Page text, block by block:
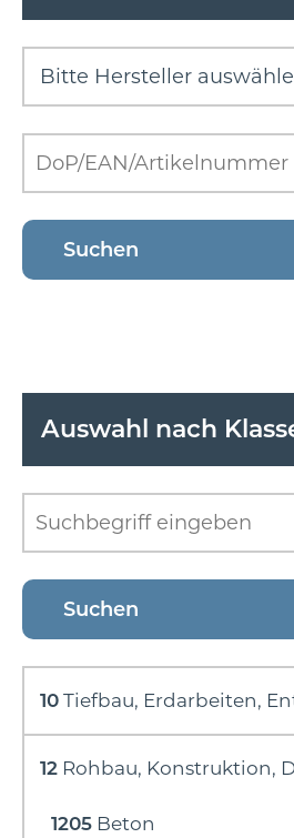
Auswahl nach
10 Tiefbau, Erdarbeiten,
12 Rohbau, Konstruktion,
1205 Beton